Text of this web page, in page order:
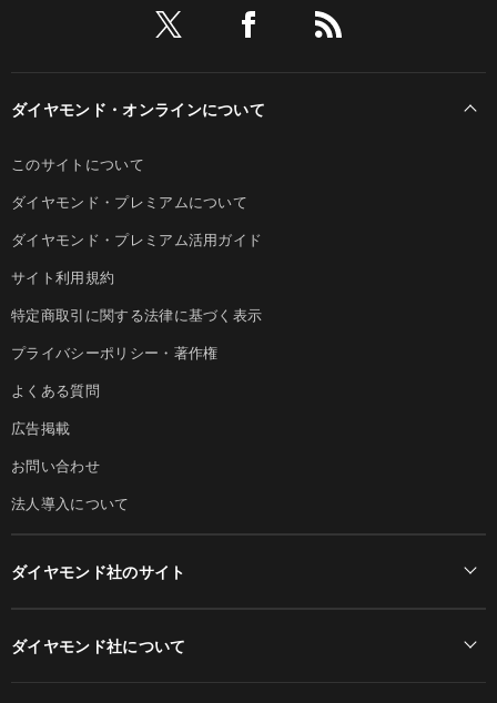
ダイヤモンド・オンラインについて
このサイトについて
ダイヤモンド・プレミアムについて
ダイヤモンド・プレミアム活用ガイド
サイト利用規約
特定商取引に関する法律に基づく表示
プライバシーポリシー・著作権
よくある質問
広告掲載
お問い合わせ
法人導入について
ダイヤモンド社のサイト
ダイヤモンド社について